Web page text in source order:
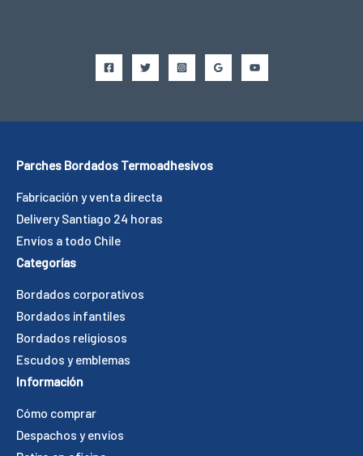
Parches Bordados Termoadhesivos
Fabricación y venta directa
Delivery Santiago 24 horas
Envíos a todo Chile
Categorías
Bordados corporativos
Bordados infantiles
Bordados religiosos
Escudos y emblemas
Información
Cómo comprar
Despachos y envíos